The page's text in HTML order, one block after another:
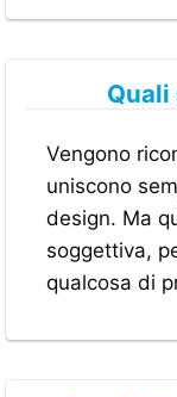
Vengono
uniscono
design. Ma
soggettiva,
qualcosa di